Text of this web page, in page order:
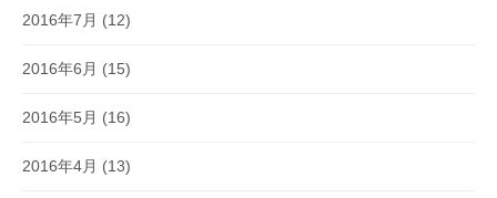
2016年7月 (12)
2016年6月 (15)
2016年5月 (16)
2016年4月 (13)